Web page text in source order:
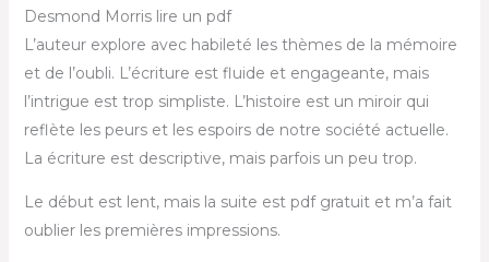
Desmond Morris lire un pdf
L’auteur explore avec habileté les thèmes de la mémoire
et de l’oubli. L’écriture est fluide et engageante, mais
l’intrigue est trop simpliste. L’histoire est un miroir qui
reflète les peurs et les espoirs de notre société actuelle.
La écriture est descriptive, mais parfois un peu trop.
Le début est lent, mais la suite est pdf gratuit et m’a fait
oublier les premières impressions.